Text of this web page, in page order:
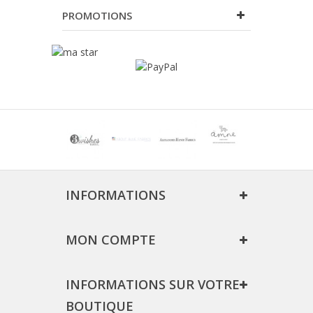
PROMOTIONS
INFORMATIONS
MON COMPTE
INFORMATIONS SUR VOTRE
BOUTIQUE